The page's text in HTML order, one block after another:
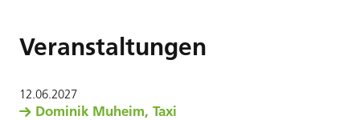
Veranstaltungen
12.06.2027
Dominik Muheim, Taxi